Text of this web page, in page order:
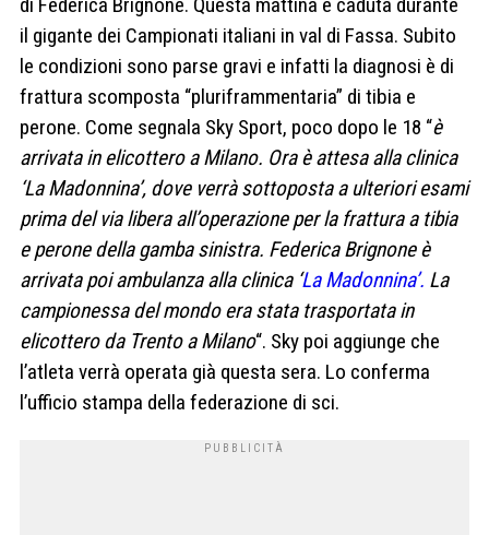
di Federica Brignone. Questa mattina è caduta durante
il gigante dei Campionati italiani in val di Fassa. Subito
le condizioni sono parse gravi e infatti la diagnosi è di
frattura scomposta “pluriframmentaria” di tibia e
perone. Come segnala Sky Sport, poco dopo le 18 “è
arrivata in elicottero a Milano. Ora è attesa alla clinica
‘La Madonnina’, dove verrà sottoposta a ulteriori esami
prima del via libera all’operazione per la frattura a tibia
e perone della gamba sinistra. Federica Brignone è
arrivata poi ambulanza alla clinica ‘La Madonnina’. La
campionessa del mondo era stata trasportata in
elicottero da Trento a Milano“. Sky poi aggiunge che
l’atleta verrà operata già questa sera. Lo conferma
l’ufficio stampa della federazione di sci.